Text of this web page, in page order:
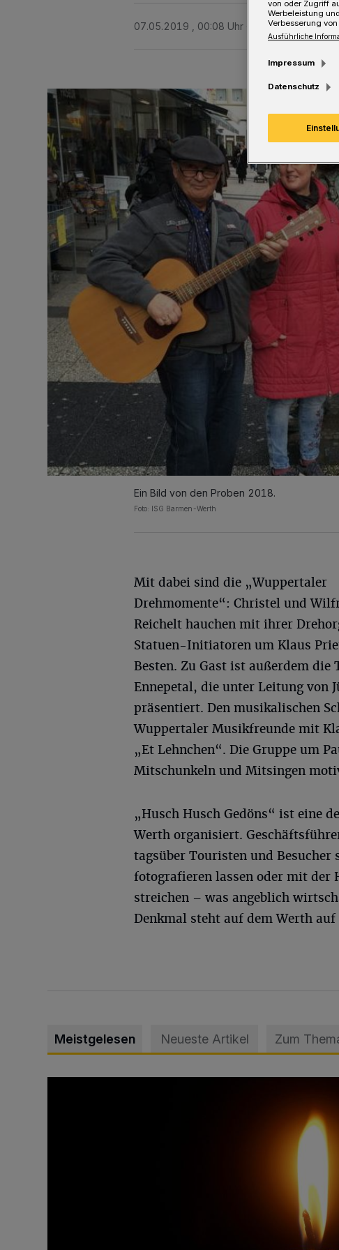
07.05.2019 , 00:08 Uhr Eine Minute
Ein Bild von den Proben 2018.
Foto: ISG Barmen-Werth
Mit dabei sind die „Wuppertaler
Drehmomente“: Christel und
Reichelt hauchen mit ihrer
Statuen-Initiatoren um Klaus
Besten. Zu Gast ist außerdem die
Ennepetal, die unter Leitung von
präsentiert. Den musikalischen
Wuppertaler Musikfreunde mit
„Et Lehnchen“. Die Gruppe um
Mitschunkeln und Mitsingen
„Husch Husch Gedöns“ ist eine
Werth organisiert.
tagsüber Touristen und
fotografieren lassen oder mit der
streichen – was angeblich
Denkmal steht auf dem Werth
Meistgelesen Neueste Artikel Zum
von oder Zugriff
Werbeleistung
Verbesserung von
Ausführliche
Impressum
Datenschutz